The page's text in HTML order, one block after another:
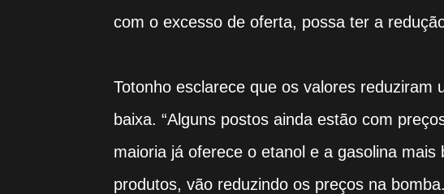
com o excesso de oferta, possa ter a
Totonho esclarece que os valores
baixa. “Alguns postos ainda estão com
maioria já oferece o etanol e a gasolina
produtos, vão reduzindo os preços na